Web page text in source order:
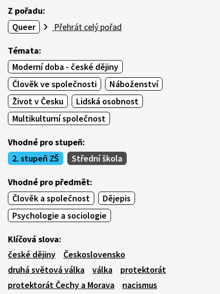
Z pořadu:
Queer
Přehrát celý pořad
Témata:
Moderní doba - české dějiny
Člověk ve společnosti
Náboženství
Život v Česku
Lidská osobnost
Multikulturní společnost
Vhodné pro stupeň:
2. stupeň ZŠ
Střední škola
Vhodné pro předmět:
Člověk a společnost
Dějepis
Psychologie a sociologie
Klíčová slova:
české dějiny
Československo
druhá světová válka
válka
protektorát
protektorát Čechy a Morava
nacismus